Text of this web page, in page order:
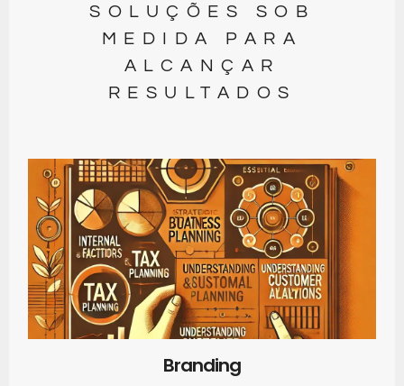
SOLUÇÕES SOB
MEDIDA PARA
ALCANÇAR
RESULTADOS
Branding